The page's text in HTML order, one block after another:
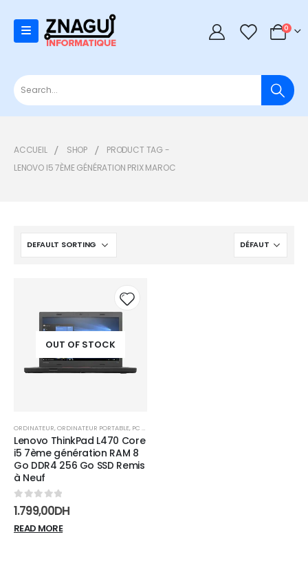
0 0
ACCUEIL SHOP
PRODUCT TAG -
LENOVO I5 7ÈME GÉNÉRATION PRIX MAROC
OUT OF STOCK
Add to
wishlist
ORDINATEUR,ORDINATEUR PORTABLE, PC PORTABLE
Lenovo ThinkPad L470 Core
i5 7ème génération RAM 8
Go DDR4 256 Go SSD Remis
à Neuf
0sur 5
1.799,00DH
READ MORE